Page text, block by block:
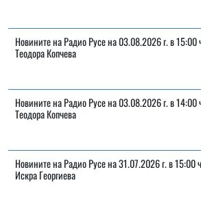
Новините на Радио Русе на 03.08.2026 г. в 15:00
Теодора Копчева
Новините на Радио Русе на 03.08.2026 г. в 14:00
Теодора Копчева
Новините на Радио Русе на 31.07.2026 г. в 15:00
Искра Георгиева